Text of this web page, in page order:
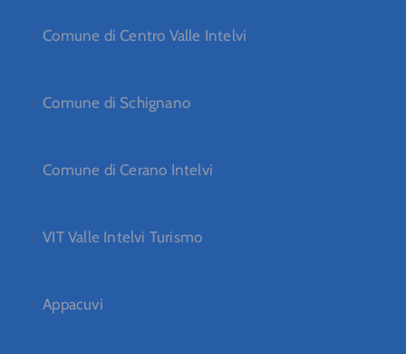
Comune di Centro Valle Intelvi
Comune di Schignano
Comune di Cerano Intelvi
VIT Valle Intelvi Turismo
Appacuvi